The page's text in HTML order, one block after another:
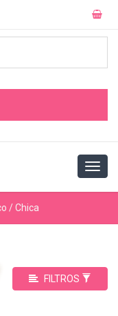
/ Chica
FILTROS